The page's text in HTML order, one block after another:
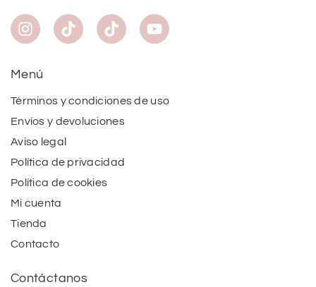
Menú
Términos y condiciones de uso
Envíos y devoluciones
Aviso legal
Política de privacidad
Política de cookies
Mi cuenta
Tienda
Contacto
Contáctanos